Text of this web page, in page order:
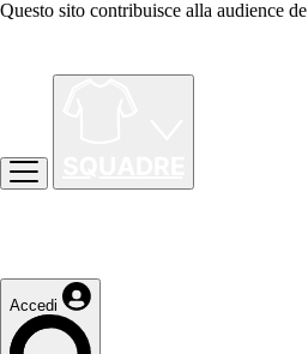
Questo sito contribuisce alla audience de
Accedi